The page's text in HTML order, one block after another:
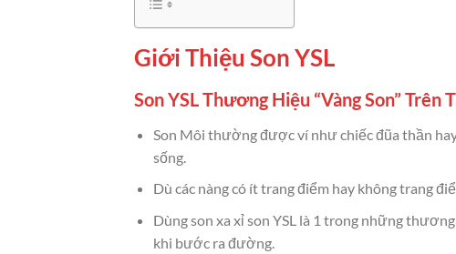
Giới Thiệu Son YSL
Son YSL Thương Hiệu “Vàng Son” Trên
Son Môi thường được ví như chiếc đũa thần
sống.
Dù các nàng có ít trang điểm hay không trang
Dùng son xa xỉ son YSL là 1 trong những
khi bước ra đường.